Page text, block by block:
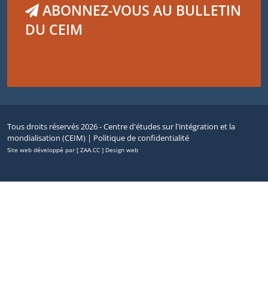
ABONNEZ-VOUS AU BULLETIN
DU CEIM
Tous droits réservés 2026 - Centre d'études sur l'intégration et la
mondialisation (CEIM) | Politique de confidentialité
Site web développé par [ ZAA.CC ] Design web